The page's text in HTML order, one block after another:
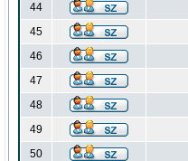
44
45
46
47
48
49
50